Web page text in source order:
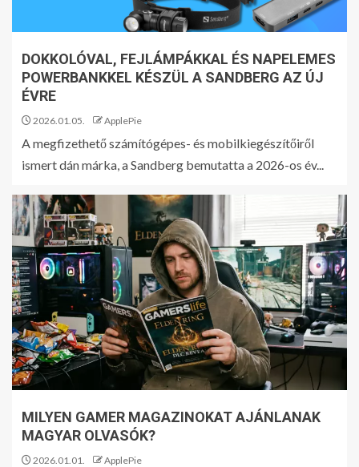
DOKKOLÓVAL, FEJLÁMPÁKKAL ÉS NAPELEMES
POWERBANKKEL KÉSZÜL A SANDBERG AZ ÚJ
ÉVRE
2026.01.05. ApplePie
A megfizethető számítógépes- és mobilkiegészítőiről
ismert dán márka, a Sandberg bemutatta a 2026-os év...
MILYEN GAMER MAGAZINOKAT AJÁNLANAK
MAGYAR OLVASÓK?
2026.01.01. ApplePie